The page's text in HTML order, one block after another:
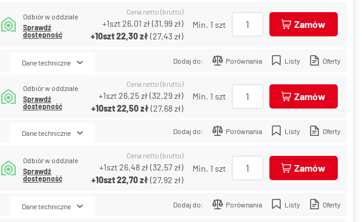
Odbiór w oddziale
Sprawdź
dostępność
Cena netto (brutto)
+1szt26,01 zł(31,99 zł)
+10szt22,30 zł(27,43 zł)
Min. 1 szt Zamów
Dodaj do: Porównania Listy Oferty
Dane techniczne
Odbiór w oddziale
Sprawdź
dostępność
Cena netto (brutto)
+1szt26,25 zł(32,29 zł)
+10szt22,50 zł(27,68 zł)
Min. 1 szt Zamów
Dodaj do: Porównania Listy Oferty
Dane techniczne
Odbiór w oddziale
Sprawdź
dostępność
Cena netto (brutto)
+1szt26,48 zł(32,57 zł)
+10szt22,70 zł(27,92 zł)
Min. 1 szt Zamów
Dodaj do: Porównania Listy Oferty
Dane techniczne